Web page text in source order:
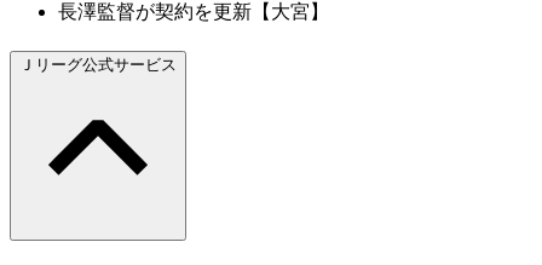
長澤監督が契約を更新【大宮】
Ｊリーグ公式サービス